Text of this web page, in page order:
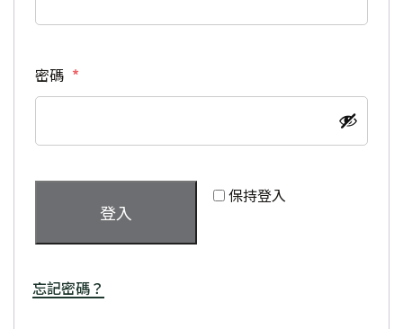
密碼 *必填
保持登入
登入
忘記密碼？